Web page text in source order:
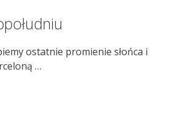
ostatnie promienie słońca i
…